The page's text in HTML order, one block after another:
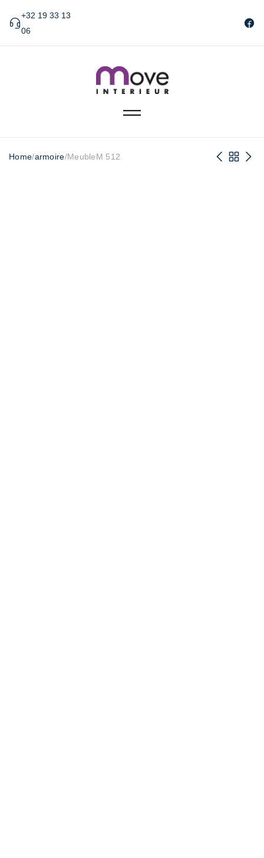
+32 19 33 13
06
Home/armoire/MeubleM 512